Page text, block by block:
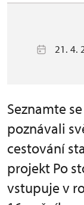
21. 4.
Seznamte
poznávali
cestování
projekt Po
vstupuje v